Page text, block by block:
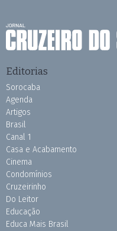
Editorias
Sorocaba
Agenda
Artigos
Brasil
Canal 1
Casa e Acabamento
Cinema
Condomínios
Cruzeirinho
Do Leitor
Educação
Educa Mais Brasil